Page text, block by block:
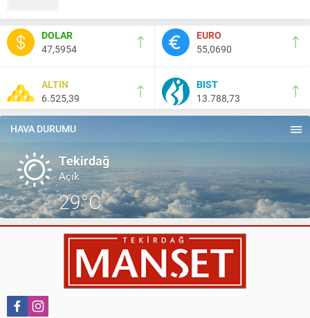
Nail Kazanç
10 Mart 2023 21:36
HAYDİ TEKİRDAĞ MAÇA !!!!
Salih Canikli
5 Kasım 2024 19:54
TEKİRDAĞ İL EMNİYET MÜDÜRÜMÜZE HAYIRLI OLSUN
DOLAR
47,5954
EURO
55,0690
ALTIN
6.525,39
BIST
13.788,73
HAVA DURUMU
Tekirdağ
Açık
29°C